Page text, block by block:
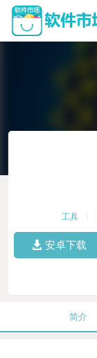
工具
安卓下载
简介